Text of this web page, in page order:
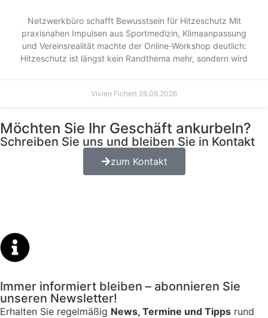
Netzwerkbüro schafft Bewusstsein für Hitzeschutz Mit
praxisnahen Impulsen aus Sportmedizin, Klimaanpassung
und Vereinsrealität machte der Online-Workshop deutlich:
Hitzeschutz ist längst kein Randthema mehr, sondern wird
Vivien Fichert 26.06.2026
Möchten Sie Ihr Geschäft ankurbeln?
Schreiben Sie uns und bleiben Sie in Kontakt
zum Kontakt
Immer informiert bleiben – abonnieren Sie
unseren Newsletter!
Erhalten Sie regelmäßig News, Termine und Tipps rund